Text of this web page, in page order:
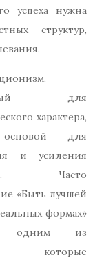
успеха нужна
структур,
для
характера,
для
и усиления
Часто
«Быть лучшей
формах»
одним из
которые